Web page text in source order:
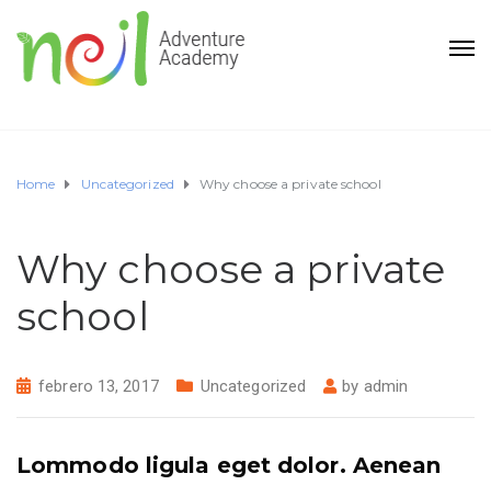
Home Uncategorized Why choose a private school
Why choose a private
school
febrero 13, 2017 Uncategorized by admin
Lommodo ligula eget dolor. Aenean